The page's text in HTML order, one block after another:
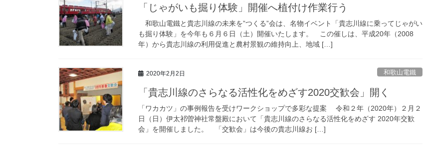
「じゃがいも掘り体験」開催へ植付け作業行う
和歌山電鐵と貴志川線の未来を”つくる”会は、名物イベント「貴志川線に乗ってじゃがい
も掘り体験」を今年も６月６日（土）開催いたします。 この催しは、平成20年（2008
年）から貴志川線の利用促進と農村景観の維持向上、地域 […]
2020年2月2日 和歌山電鐵
「貴志川線のさらなる活性化をめざす2020交歓会」開く
「ワカカツ」の事例報告を受けワークショップで多彩な提案 令和２年（2020年）２月２
日（日）伊太祁曽神社常盤殿において「貴志川線のさらなる活性化をめざす 2020年交歓
会」を開催しました。 「交歓会」は今後の貴志川線お […]